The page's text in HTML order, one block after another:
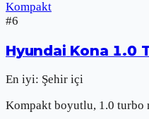
Kompakt
#6
Hyundai Kona 1.0
En iyi: Şehir içi
Kompakt boyutlu, 1.0 turbo